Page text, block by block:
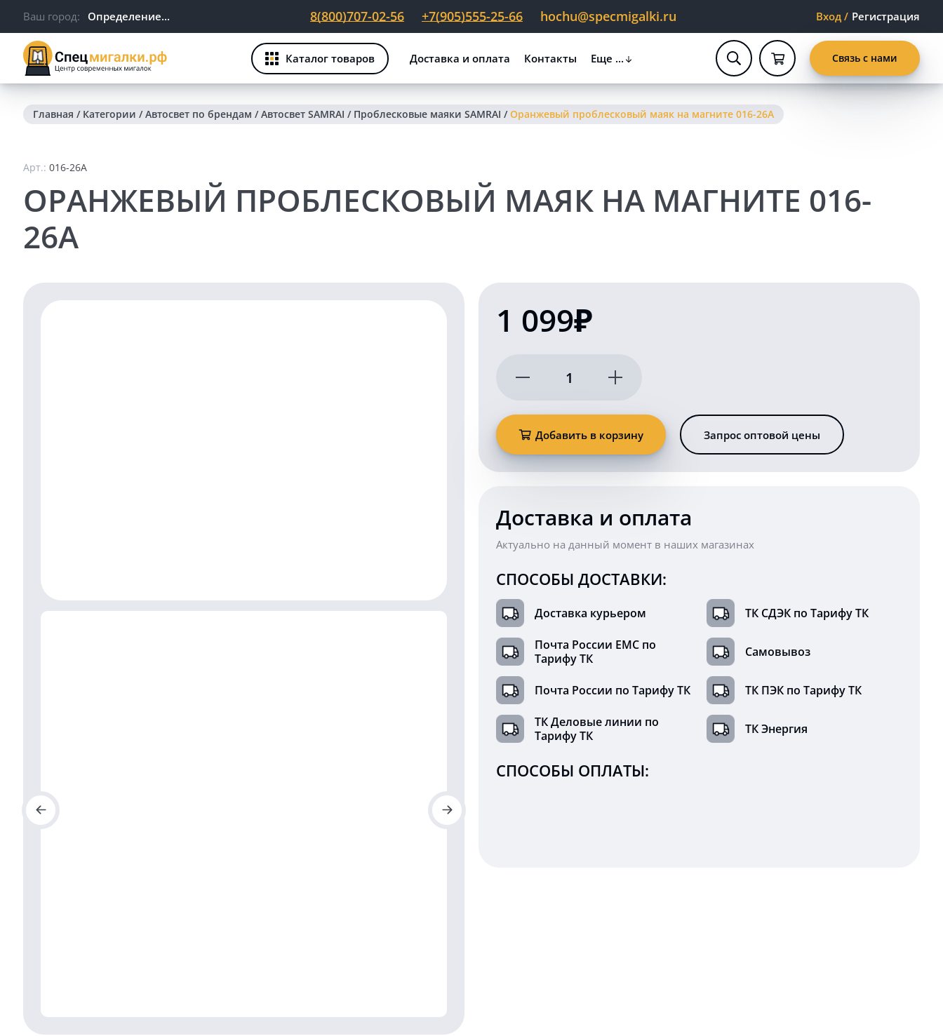
Ваш город: Определение... 8(800)707-02-56 +7(905)555-25-66 hochu@specmigalki.ru Вход / Регистрация
Каталог товаров Доставка и оплата Контакты Еще ... Связь с нами
Главная / Категории /Автосвет по брендам /Автосвет SAMRAI / Проблесковые маяки SAMRAI /Оранжевый проблесковый маяк на магните 016-26A
Арт.: 016-26A
ОРАНЖЕВЫЙ ПРОБЛЕСКОВЫЙ МАЯК НА МАГНИТЕ 016-
26A
1 099₽
Количество
товара
на
016-
26A
Добавить в корзину Запрос оптовой цены
Доставка и оплата
Актуально на данный момент в наших магазинах
СПОСОБЫ ДОСТАВКИ:
Доставка курьером ТК СДЭК по Тарифу ТК
Почта России ЕМС по
Тарифу ТК
Самовывоз
Почта России по Тарифу ТК ТК ПЭК по Тарифу ТК
ТК Деловые линии по
Тарифу ТК
ТК Энергия
СПОСОБЫ ОПЛАТЫ: